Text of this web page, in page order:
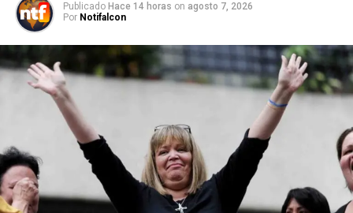
Publicado Hace 14 horas on agosto 7, 2026
Por Notifalcon